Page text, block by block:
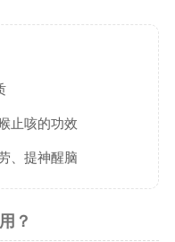
止咳的功效
、提神醒脑
？